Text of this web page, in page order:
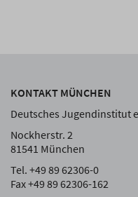
KONTAKT MÜNCHEN
Deutsches Jugendinstitut
Nockherstr. 2
81541 München
Tel. +49 89 62306-0
Fax +49 89 62306-162